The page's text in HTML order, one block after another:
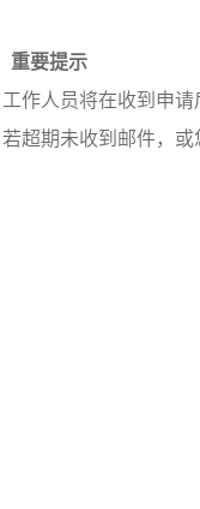
重要提示
作人员将在收到申
超期未收到邮件，